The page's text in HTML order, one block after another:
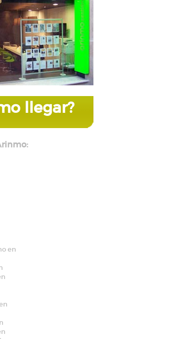
llegar?
en